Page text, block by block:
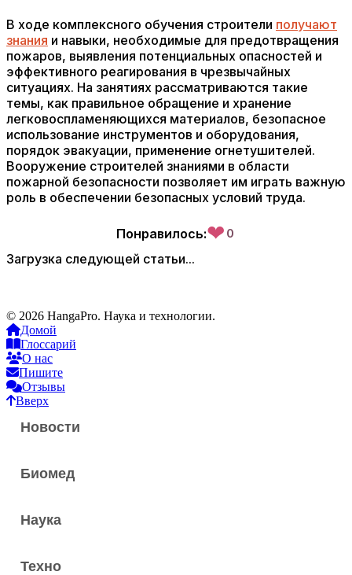
В ходе комплексного обучения строители получают
знания и навыки, необходимые для предотвращения
пожаров, выявления потенциальных опасностей и
эффективного реагирования в чрезвычайных
ситуациях. На занятиях рассматриваются такие
темы, как правильное обращение и хранение
легковоспламеняющихся материалов, безопасное
использование инструментов и оборудования,
порядок эвакуации, применение огнетушителей.
Вооружение строителей знаниями в области
пожарной безопасности позволяет им играть важную
роль в обеспечении безопасных условий труда.
Понравилось:❤ 0
Загрузка следующей статьи...
© 2026 HangaPro. Наука и технологии.
Домой
Глоссарий
О нас
Пишите
Отзывы
Вверх
Новости
Биомед
Наука
Техно